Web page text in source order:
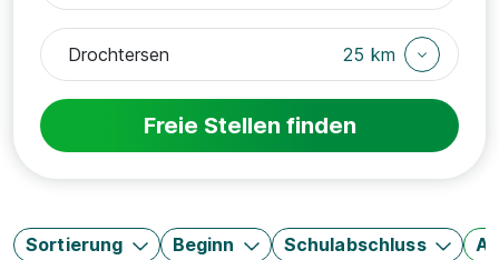
25 km
Freie Stellen finden
Sortierung Beginn Schulabschluss